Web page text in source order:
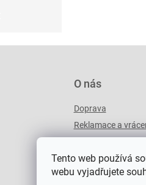
Tento web používá
webu vyjadřujete
O nás
Doprava
Reklamace a